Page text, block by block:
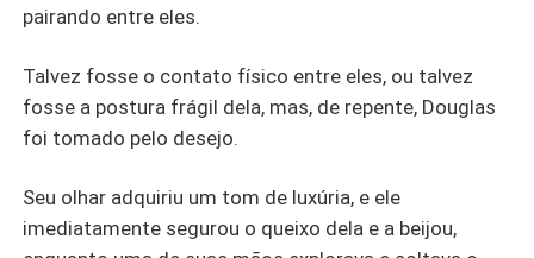
pairando entre eles.
Talvez fosse o contato físico entre eles, ou talvez
fosse a postura frágil dela, mas, de repente, Douglas
foi tomado pelo desejo.
Seu olhar adquiriu um tom de luxúria, e ele
imediatamente segurou o queixo dela e a beijou,